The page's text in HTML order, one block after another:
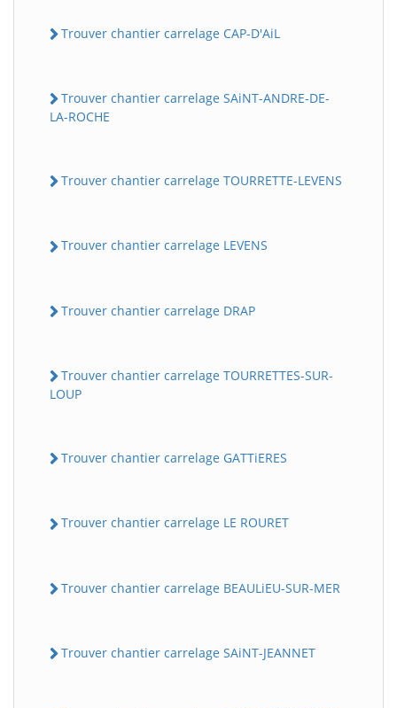
Trouver chantier carrelage CAP-D'AiL
Trouver chantier carrelage SAiNT-ANDRE-DE-
LA-ROCHE
Trouver chantier carrelage TOURRETTE-LEVENS
Trouver chantier carrelage LEVENS
Trouver chantier carrelage DRAP
Trouver chantier carrelage TOURRETTES-SUR-
LOUP
Trouver chantier carrelage GATTiERES
Trouver chantier carrelage LE ROURET
Trouver chantier carrelage BEAULiEU-SUR-MER
Trouver chantier carrelage SAiNT-JEANNET